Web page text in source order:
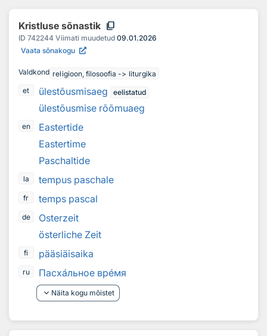
Kristluse sõnastik content_copy
ID 742244 Viimati muudetud 09.01.2026
Vaata sõnakogu
Valdkond religioon, filosoofia -> liturgika
et
ülestõusmisaeg eelistatud
ülestõusmise rõõmuaeg
en
Eastertide
Eastertime
Paschaltide
la tempus paschale
fr temps pascal
de
Osterzeit
österliche Zeit
fi pääsiäisaika
ru Пасхальное время
keyboard_arrow_down Näita kogu mõistet